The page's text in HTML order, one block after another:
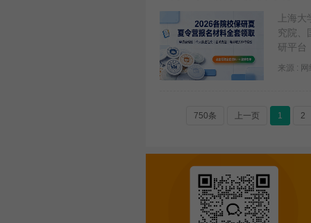
上海
究院、
研平台
来源 :
750条 上一页 1 2